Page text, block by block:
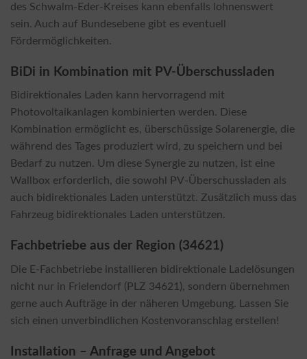
des Schwalm-Eder-Kreises kann ebenfalls lohnenswert
sein. Auch auf Bundesebene gibt es eventuell
Fördermöglichkeiten.
BiDi in Kombination mit PV-Überschussladen
Bidirektionales Laden kann hervorragend mit
Photovoltaikanlagen kombinierten werden. Diese
Kombination ermöglicht es, überschüssige Solarenergie, die
während des Tages produziert wird, zu speichern und bei
Bedarf zu nutzen. Um diese Synergie zu nutzen, ist eine
Wallbox erforderlich, die sowohl PV-Überschussladen als
auch bidirektionales Laden unterstützt. Zusätzlich muss das
Fahrzeug bidirektionales Laden unterstützen.
Fachbetriebe aus der Region (34621)
Die E-Fachbetriebe installieren bidirektionale Ladelösungen
nicht nur in Frielendorf (PLZ 34621), sondern übernehmen
gerne auch Aufträge in der näheren Umgebung. Lassen Sie
sich einen unverbindlichen Kostenvoranschlag erstellen!
Installation – Anfrage und Angebot